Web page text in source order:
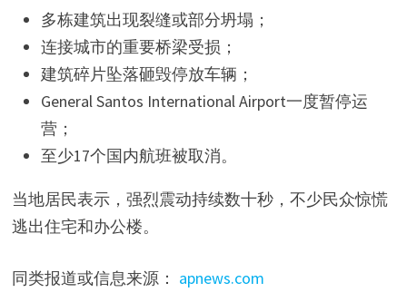
多栋建筑出现裂缝或部分坍塌；
连接城市的重要桥梁受损；
建筑碎片坠落砸毁停放车辆；
General Santos International Airport一度暂停运
营；
至少17个国内航班被取消。
当地居民表示，强烈震动持续数十秒，不少民众惊慌
逃出住宅和办公楼。
同类报道或信息来源： apnews.com